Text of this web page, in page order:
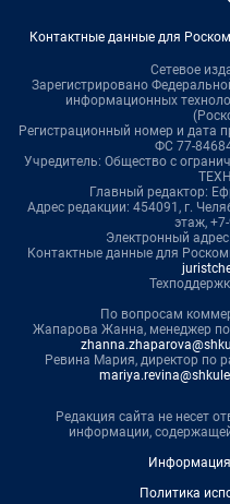
Контактные данные для
Сетевое
Зарегистрировано
информационных
Регистрационный номер и дата
ФС 77-
Учредитель: Общество с
Главный редактор:
Адрес редакции: 454091, г.
этаж,
Электронный
Контактные данные для
По вопросам
Жапарова Жанна, менеджер
Ревина Мария, директор по
Редакция сайта не несет
информации,
Политика